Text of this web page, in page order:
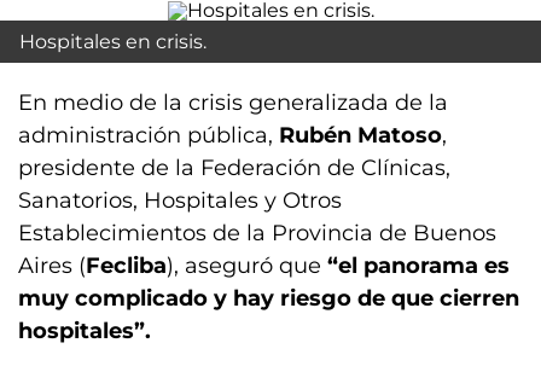
Hospitales en crisis.
En medio de la crisis generalizada de la
administración pública, Rubén Matoso,
presidente de la Federación de Clínicas,
Sanatorios, Hospitales y Otros
Establecimientos de la Provincia de Buenos
Aires (Fecliba), aseguró que “el panorama es
muy complicado y hay riesgo de que cierren
hospitales”.